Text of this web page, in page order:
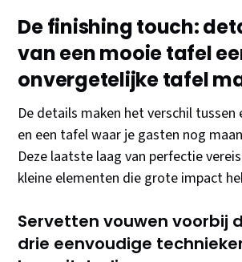
De finishing touch:
van een mooie tafel
onvergetelijke tafel
De details maken het verschil
en een tafel waar je gasten nog
Deze laatste laag van perfectie
kleine elementen die grote impact
Servetten vouwen voorbij
drie eenvoudige